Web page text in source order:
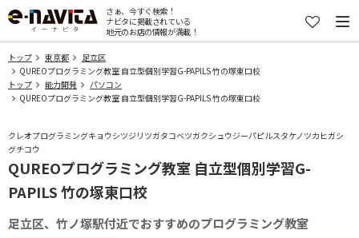
さぁ、今すぐ検索！
ナビタに掲載されている
地元のお店の情報が満載！
トップ 東京都
足立区
QUREOプログラミング教室 自立型個別学習G-PAPILS 竹の塚東口校
トップ
能力開発
パソコン
QUREOプログラミング教室 自立型個別学習G-PAPILS 竹の塚東口校
クレオプログラミングキョウシツジリツガタコベツガクシュウジーパピルスタケノツカヒガシ
グチコウ
QUREOプログラミング教室 自立型個別学習G-
PAPILS 竹の塚東口校
足立区、竹ノ塚駅付近でおすすめのプログラミング教室